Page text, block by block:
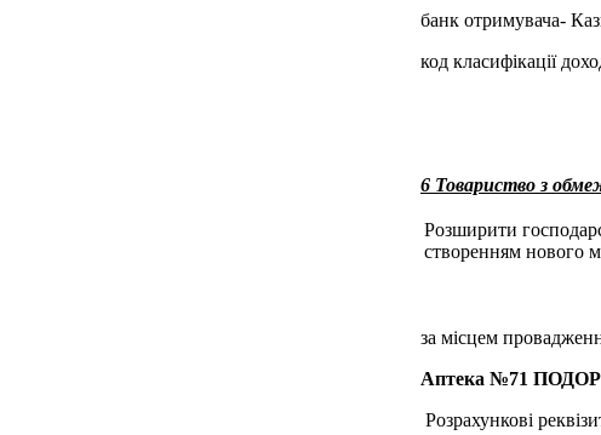
банк отримувача-
код класифікації
6 Товариство з
Розширити
створенням нового
за місцем
Аптека №71
Розрахункові